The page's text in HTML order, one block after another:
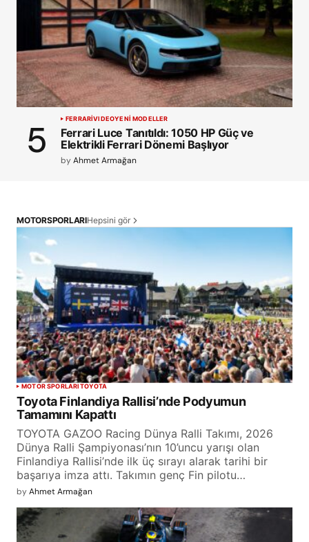
FERRARIVIDEOYENİ MODELLER
Ferrari Luce Tanıtıldı: 1050 HP Güç ve
Elektrikli Ferrari Dönemi Başlıyor
byAhmet Armağan
MOTORSPORLARIHepsini gör
MOTOR SPORLARITOYOTA
Toyota Finlandiya Rallisi’nde Podyumun
Tamamını Kapattı
TOYOTA GAZOO Racing Dünya Ralli Takımı, 2026
Dünya Ralli Şampiyonası’nın 10’uncu yarışı olan
Finlandiya Rallisi’nde ilk üç sırayı alarak tarihi bir
başarıya imza attı. Takımın genç Fin pilotu…
byAhmet Armağan